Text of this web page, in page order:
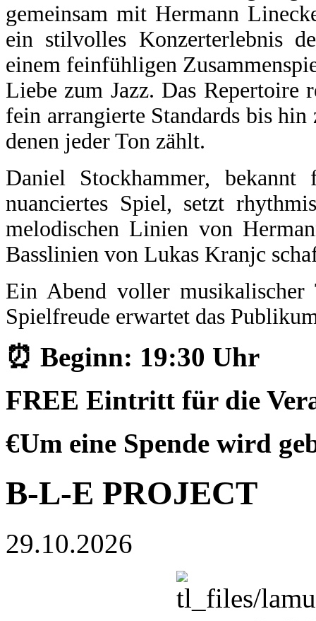
gemeinsam mit Hermann
ein stilvolles Konzerterlebnis
einem feinfühligen
Liebe zum Jazz. Das Repertoire
fein arrangierte Standards bis
denen jeder Ton zählt.
Daniel Stockhammer,
nuanciertes Spiel, setzt
melodischen Linien von
Basslinien von Lukas Kranjc
Ein Abend voller
Spielfreude erwartet das
⏰ Beginn: 19:30 Uhr
FREE Eintritt für die
€Um eine Spende wird
B-L-E PROJECT
29.10.2026